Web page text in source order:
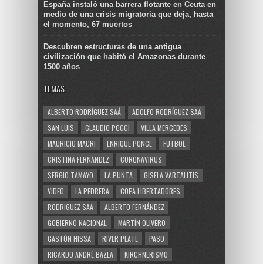
España instaló una barrera flotante en Ceuta en
medio de una crisis migratoria que deja, hasta
el momento, 67 muertos
Descubren estructuras de una antigua
civilización que habitó el Amazonas durante
1500 años
TEMAS
ALBERTO RODRÍGUEZ SAÁ
ADOLFO RODRÍGUEZ SAÁ
SAN LUIS
CLAUDIO POGGI
VILLA MERCEDES
MAURICIO MACRI
ENRIQUE PONCE
FUTBOL
CRISTINA FERNÁNDEZ
CORONAVIRUS
SERGIO TAMAYO
LA PUNTA
GISELA VARTALITIS
VIDEO
LA PEDRERA
COPA LIBERTADORES
RODRIGUEZ SAA
ALBERTO FERNÁNDEZ
GOBIERNO NACIONAL
MARTÍN OLIVERO
GASTÓN HISSA
RIVER PLATE
PASO
RICARDO ANDRÉ BAZLA
KIRCHNERISMO